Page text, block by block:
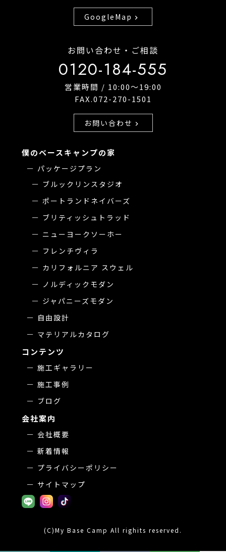
GoogleMap chevron_right
お問い合わせ・ご相談
0120-184-555
営業時間 / 10:00〜19:00
FAX.072-270-1501
お問い合わせ chevron_right
僕のベースキャンプの家
パッケージプラン
ブルックリンスタジオ
ポートランドネイバーズ
ブリティッシュトラッド
ニューヨークソーホー
フレンチヴィラ
カリフォルニア スウェル
ノルディックモダン
ジャパニーズモダン
自由設計
マテリアルカタログ
コンテンツ
施工ギャラリー
施工事例
ブログ
会社案内
会社概要
新着情報
プライバシーポリシー
サイトマップ
(C)My Base Camp All righits reserved.